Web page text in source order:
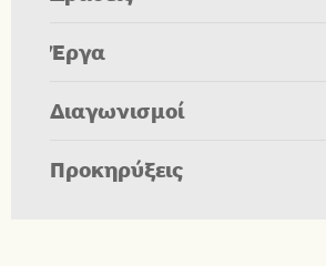
Έργα
Διαγωνισμοί
Προκηρύξεις